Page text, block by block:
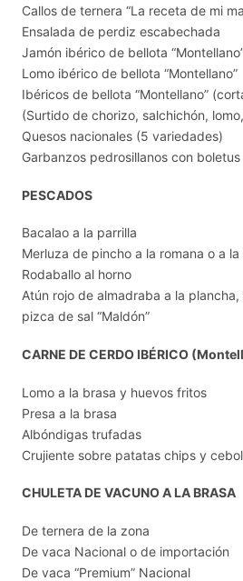
Callos de ternera “La receta de mi
Ensalada de perdiz escabechada
Jamón ibérico de bellota
Lomo ibérico de bellota “Montellano”
Ibéricos de bellota “Montellano”
(Surtido de chorizo, salchichón,
Quesos nacionales (5 variedades)
Garbanzos pedrosillanos con boletus
PESCADOS
Bacalao a la parrilla
Merluza de pincho a la romana o a la
Rodaballo al horno
Atún rojo de almadraba a la
pizca de sal “Maldón”
CARNE DE CERDO IBÉRICO
Lomo a la brasa y huevos fritos
Presa a la brasa
Albóndigas trufadas
Crujiente sobre patatas chips y
CHULETA DE VACUNO A LA BRASA
De ternera de la zona
De vaca Nacional o de importación
De vaca “Premium” Nacional